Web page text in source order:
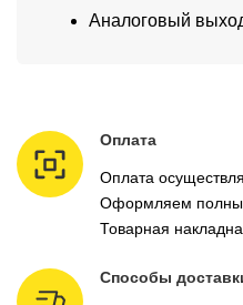
Аналоговый
Оплата
Оплата
Оформляем
Товарная
Способы